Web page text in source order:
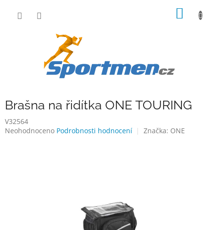
Brašna na řidítka ONE TOURING
V32564
Průměrné
Neohodnoceno Podrobnosti hodnocení Značka: ONE